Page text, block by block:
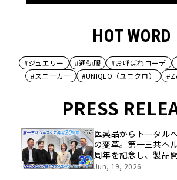
HOT WORD
#ジュエリー #通勤服 #お呼ばれコーデ
#スニーカー
#UNIQLO（ユニクロ）
PRESS
医薬品からトータル
の変革。第一三共ヘ
周年を記念し、製品
挑戦の舞台や旧社統
Jun, 19, 2026